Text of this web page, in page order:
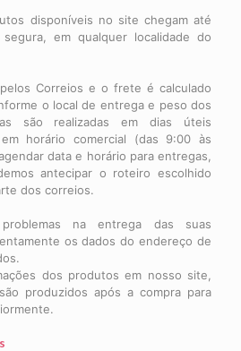
disponíveis no site chegam até
em qualquer localidade do
Correios e o frete é calculado
o local de entrega e peso dos
são realizadas em dias úteis
horário comercial (das 9:00 às
data e horário para entregas,
antecipar o roteiro escolhido
dos correios.
na entrega das suas
os dados do endereço de
dos produtos em nosso site,
produzidos após a compra para